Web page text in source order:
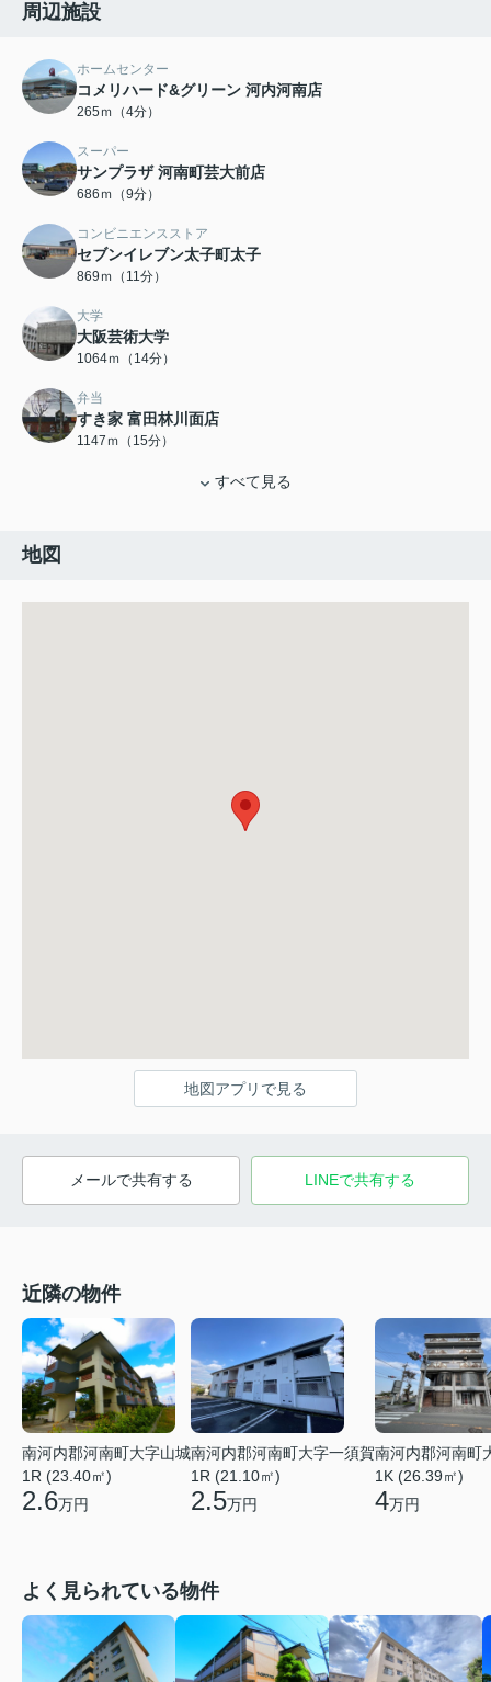
周辺施設
ホームセンター
コメリハード&グリーン 河内河南店
265ｍ（4分）
スーパー
サンプラザ 河南町芸大前店
686ｍ（9分）
コンビニエンスストア
セブンイレブン太子町太子
869ｍ（11分）
大学
大阪芸術大学
1064ｍ（14分）
弁当
すき家 富田林川面店
1147ｍ（15分）
すべて見る
地図
地図アプリで見る
メールで共有する LINEで共有する
近隣の物件
南河内郡河南町大字山城
1R (23.40㎡)
2.6万円
南河内郡河南町大字一須賀
1R (21.10㎡)
2.5万円
南河内郡河南町
1K (26.39㎡)
4万円
よく見られている物件